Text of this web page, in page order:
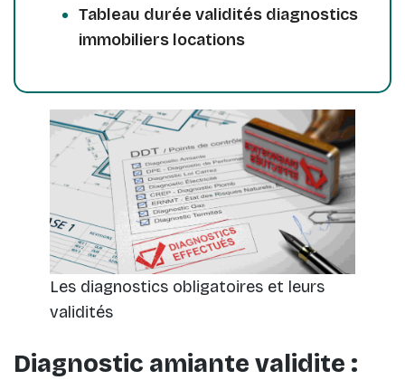
Tableau durée validités diagnostics
immobiliers locations
Les diagnostics obligatoires et leurs
validités
Diagnostic amiante validite :